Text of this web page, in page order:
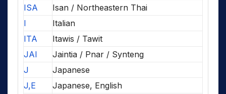
ISA
Isan / Northeastern Thai
I
Italian
ITA
Itawis / Tawit
JAI
Jaintia / Pnar / Synteng
J
Japanese
J,E
Japanese, English